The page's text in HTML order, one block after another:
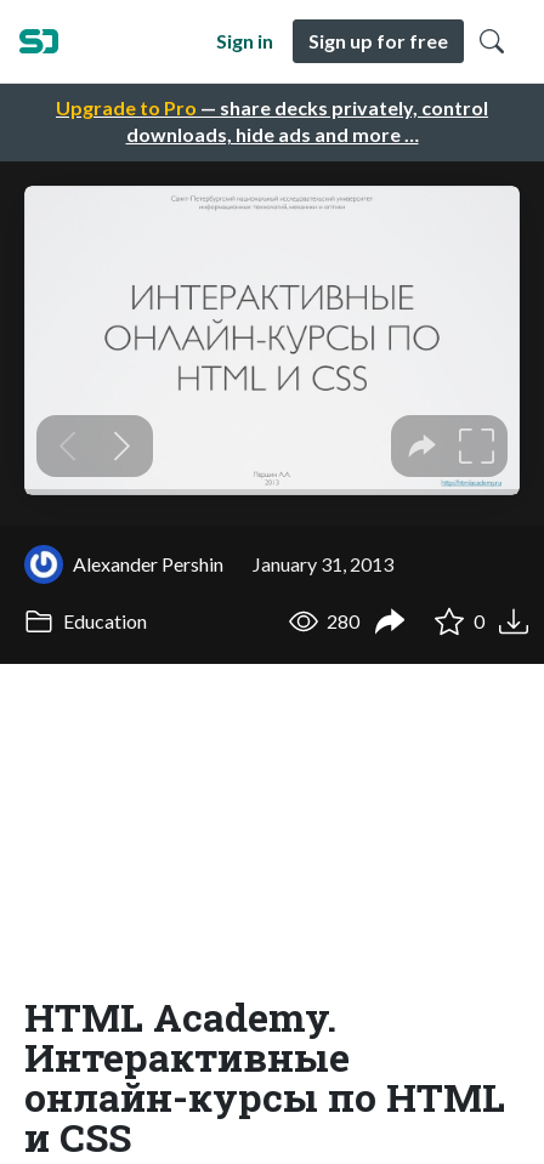
Upgrade to Pro — share decks privately, control
downloads, hide ads and more …
Sign in Sign up for free
Alexander Pershin January 31, 2013
Education 280 0
HTML Academy.
Интерактивные
онлайн-курсы по HTML
и CSS